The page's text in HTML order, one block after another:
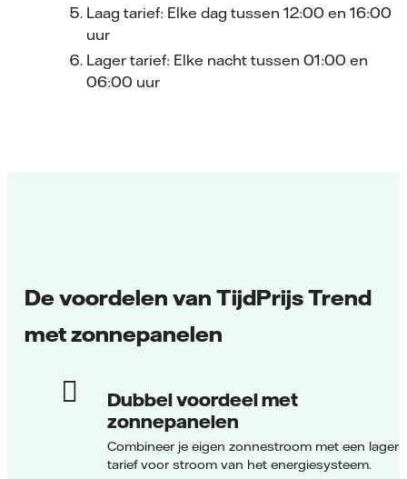
Laag tarief: Elke dag tussen 12:00 en 16:00
uur
Lager tarief: Elke nacht tussen 01:00 en
06:00 uur
De voordelen van TijdPrijs Trend
met zonnepanelen
Dubbel voordeel met
zonnepanelen
Combineer je eigen zonnestroom met een lager
tarief voor stroom van het energiesysteem.